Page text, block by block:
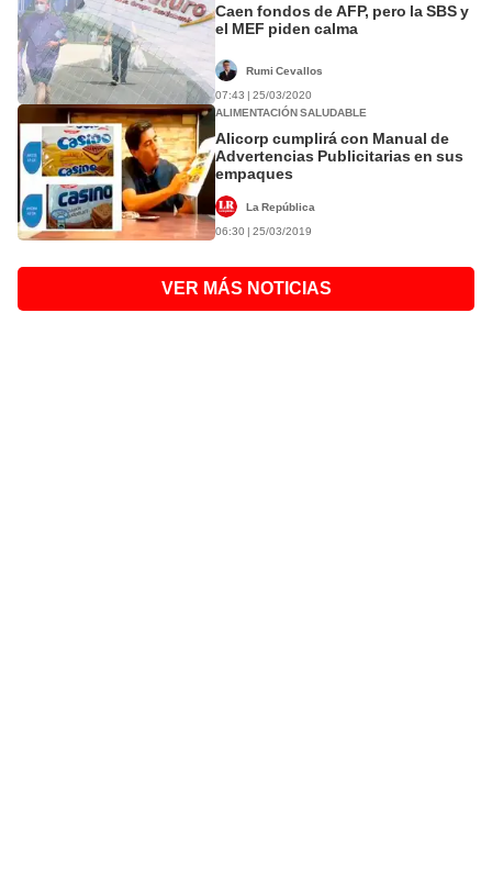
Caen fondos de AFP, pero la SBS y
el MEF piden calma
Rumi Cevallos
07:43 | 25/03/2020
ALIMENTACIÓN SALUDABLE
Alicorp cumplirá con Manual de
Advertencias Publicitarias en sus
empaques
La República
06:30 | 25/03/2019
VER MÁS NOTICIAS